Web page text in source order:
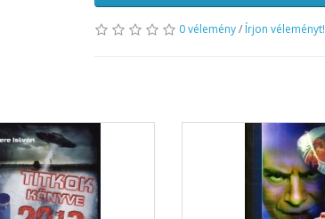
0 vélemény/ Írjon véleményt!